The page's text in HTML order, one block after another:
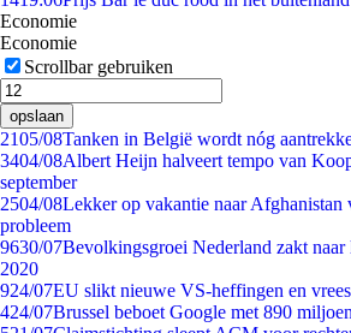
Economie
Economie
Scrollbar gebruiken
opslaan
2105/08Tanken in België wordt nóg
3404/08Albert Heijn halveert tempo van
september
2504/08Lekker op vakantie naar Afghanistan
probleem
9630/07Bevolkingsgroei Nederland zakt naar
2020
924/07EU slikt nieuwe VS-heffingen en
424/07Brussel beboet Google met 890